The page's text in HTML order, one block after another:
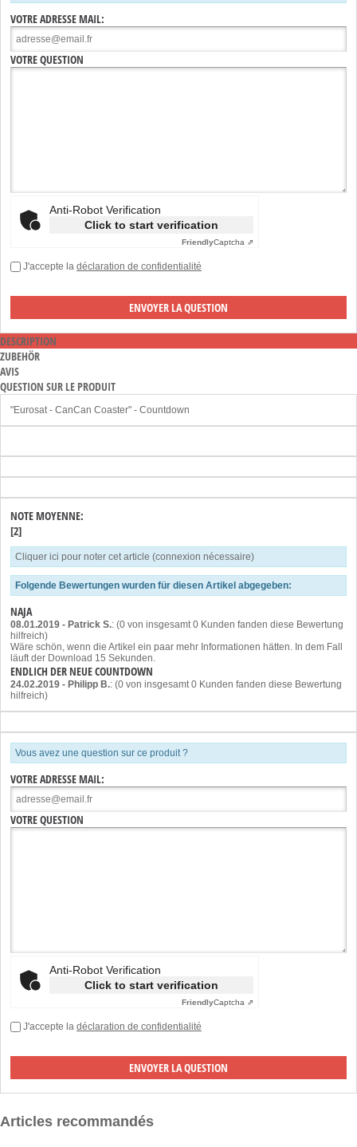
VOTRE ADRESSE MAIL:
VOTRE QUESTION
Anti-Robot Verification
Click to start verification
FriendlyCaptcha ⇗
J'accepte la déclaration de confidentialité
DESCRIPTION
ZUBEHÖR
AVIS
QUESTION SUR LE PRODUIT
"Eurosat - CanCan Coaster" - Countdown
NOTE MOYENNE:
[2]
Cliquer ici pour noter cet article (connexion nécessaire)
Folgende Bewertungen wurden für diesen Artikel abgegeben:
NAJA
08.01.2019 - Patrick S.: (0 von insgesamt 0 Kunden fanden diese Bewertung
hilfreich)
Wäre schön, wenn die Artikel ein paar mehr Informationen hätten. In dem Fall
läuft der Download 15 Sekunden.
ENDLICH DER NEUE COUNTDOWN
24.02.2019 - Philipp B.: (0 von insgesamt 0 Kunden fanden diese Bewertung
hilfreich)
Vous avez une question sur ce produit ?
VOTRE ADRESSE MAIL:
VOTRE QUESTION
Anti-Robot Verification
Click to start verification
FriendlyCaptcha ⇗
J'accepte la déclaration de confidentialité
Articles recommandés